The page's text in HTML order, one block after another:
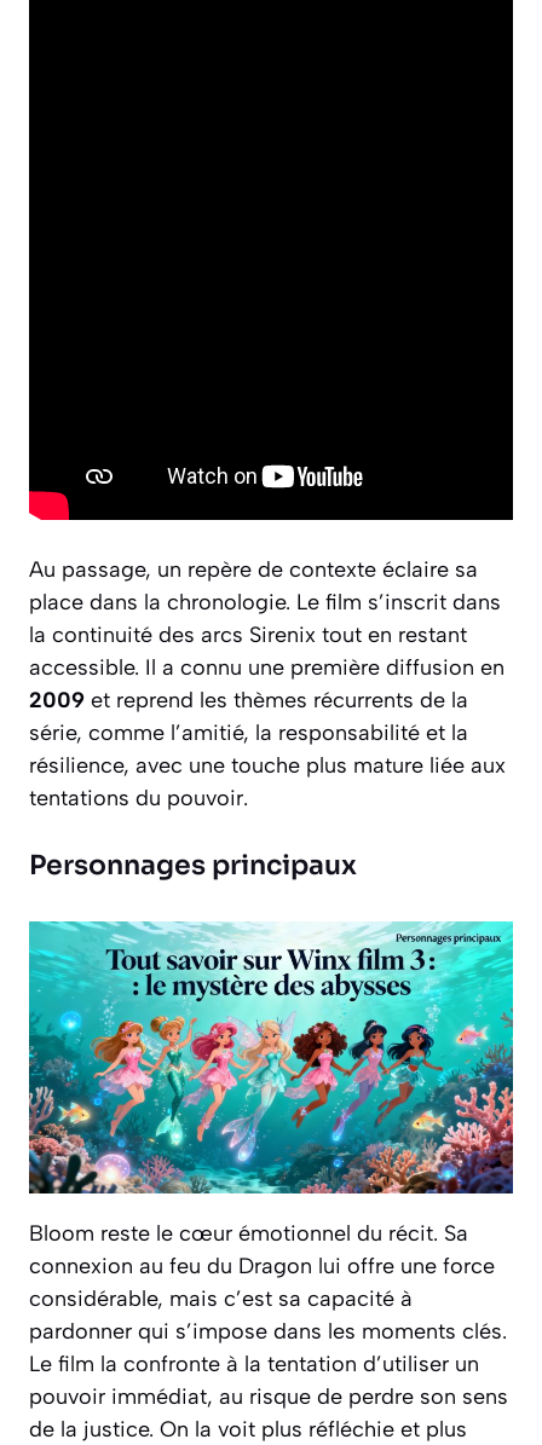
Au passage, un repère de contexte éclaire sa
place dans la chronologie. Le film s’inscrit dans
la continuité des arcs Sirenix tout en restant
accessible. Il a connu une première diffusion en
2009 et reprend les thèmes récurrents de la
série, comme l’amitié, la responsabilité et la
résilience, avec une touche plus mature liée aux
tentations du pouvoir.
Personnages principaux
Bloom reste le cœur émotionnel du récit. Sa
connexion au feu du Dragon lui offre une force
considérable, mais c’est sa capacité à
pardonner qui s’impose dans les moments clés.
Le film la confronte à la tentation d’utiliser un
pouvoir immédiat, au risque de perdre son sens
de la justice. On la voit plus réfléchie et plus